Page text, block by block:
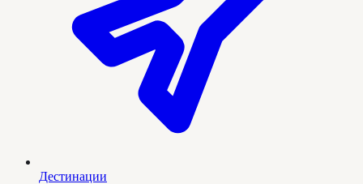
Дестинации